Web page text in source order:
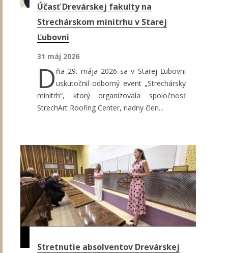
Účasť Drevárskej fakulty na
Strechárskom minitrhu v Starej
Ľubovni
31 máj 2026
D ňa 29. mája 2026 sa v Starej Ľubovni
uskutočnil odborný event „Strechársky
minitrh“, ktorý organizovala spoločnosť
StrechArt Roofing Center, riadny člen...
Stretnutie absolventov Drevárskej